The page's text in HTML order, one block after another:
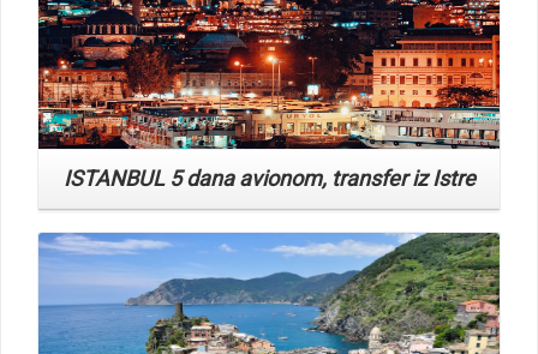
ISTANBUL 5 dana avionom, transfer iz Istre
Read More